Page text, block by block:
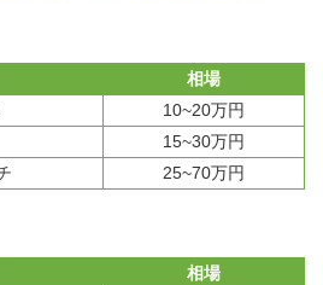
相場
10~20万円
15~30万円
25~70万円
相場